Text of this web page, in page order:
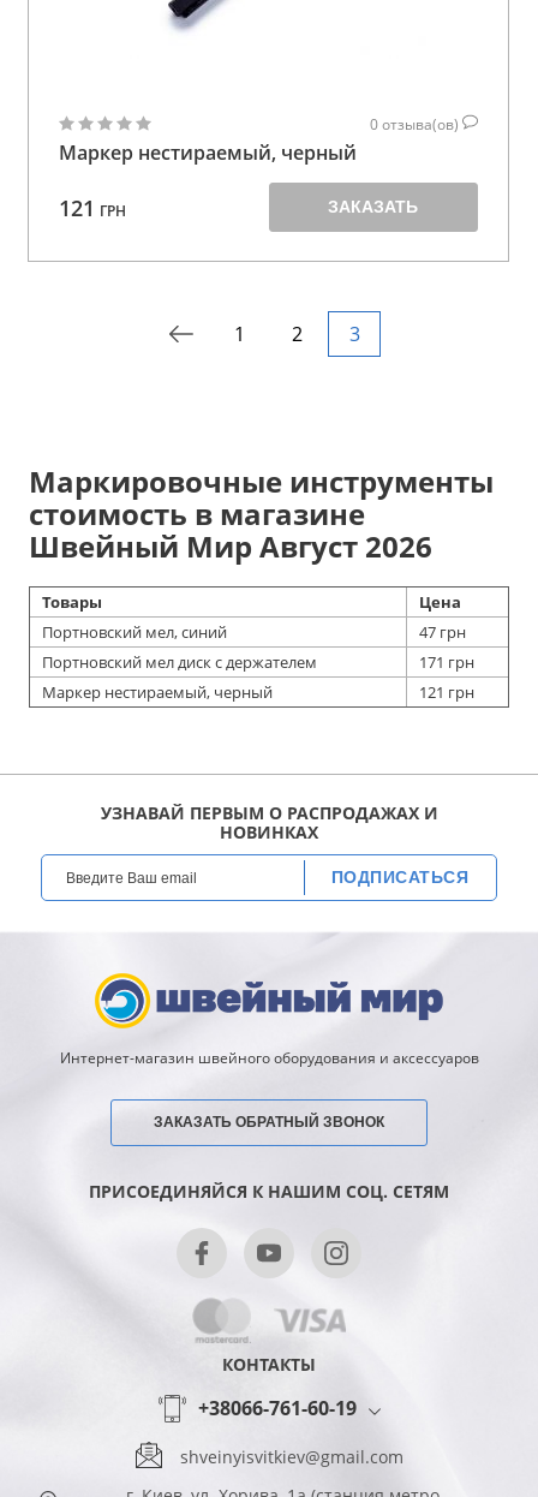
0отзыва(ов)
Маркер нестираемый, черный
121 ГРН ЗАКАЗАТЬ
1 2 3
Маркировочные инструменты
стоимость в магазине
Швейный Мир Август 2026
Товары
Цена
Портновский мел, синий
47 грн
Портновский мел диск с держателем
171 грн
Маркер нестираемый, черный
121 грн
УЗНАВАЙ ПЕРВЫМ О РАСПРОДАЖАХ И
НОВИНКАХ
ПОДПИСАТЬСЯ
Интернет-магазин швейного оборудования и аксессуаров
ЗАКАЗАТЬ ОБРАТНЫЙ ЗВОНОК
ПРИСОЕДИНЯЙСЯ К НАШИМ СОЦ. СЕТЯМ
КОНТАКТЫ
+38066-761-60-19
shveinyisvitkiev@gmail.com